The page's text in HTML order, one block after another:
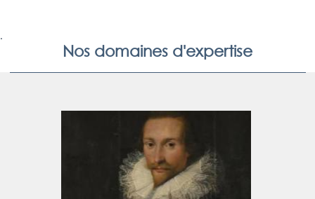
.
Nos domaines d'expertise